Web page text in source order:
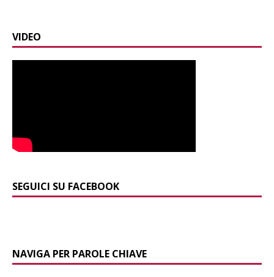
VIDEO
SEGUICI SU FACEBOOK
NAVIGA PER PAROLE CHIAVE